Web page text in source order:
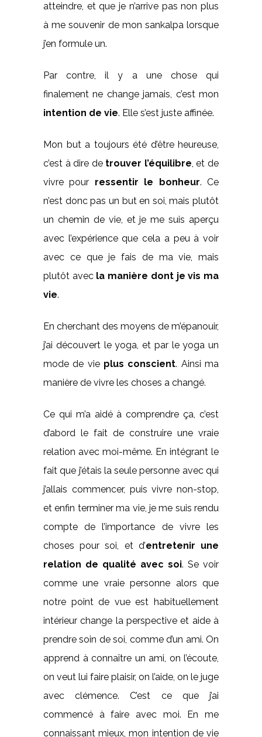
atteindre, et que je n’arrive pas non plus
à me souvenir de mon sankalpa lorsque
j’en formule un.
Par contre, il y a une chose qui
finalement ne change jamais, c’est mon
intention de vie. Elle s’est juste affinée.
Mon but a toujours été d’être heureuse,
c’est à dire de trouver l’équilibre, et de
vivre pour ressentir le bonheur. Ce
n’est donc pas un but en soi, mais plutôt
un chemin de vie, et je me suis aperçu
avec l’expérience que cela a peu à voir
avec ce que je fais de ma vie, mais
plutôt avec la manière dont je vis ma
vie.
En cherchant des moyens de m’épanouir,
j’ai découvert le yoga, et par le yoga un
mode de vie plus conscient. Ainsi ma
manière de vivre les choses a changé.
Ce qui m’a aidé à comprendre ça, c’est
d’abord le fait de construire une vraie
relation avec moi-même. En intégrant le
fait que j’étais la seule personne avec qui
j’allais commencer, puis vivre non-stop,
et enfin terminer ma vie, je me suis rendu
compte de l’importance de vivre les
choses pour soi, et d’entretenir une
relation de qualité avec soi. Se voir
comme une vraie personne alors que
notre point de vue est habituellement
intérieur change la perspective et aide à
prendre soin de soi, comme d’un ami. On
apprend à connaître un ami, on l’écoute,
on veut lui faire plaisir, on l’aide, on le juge
avec clémence. C’est ce que j’ai
commencé à faire avec moi. En me
connaissant mieux, mon intention de vie